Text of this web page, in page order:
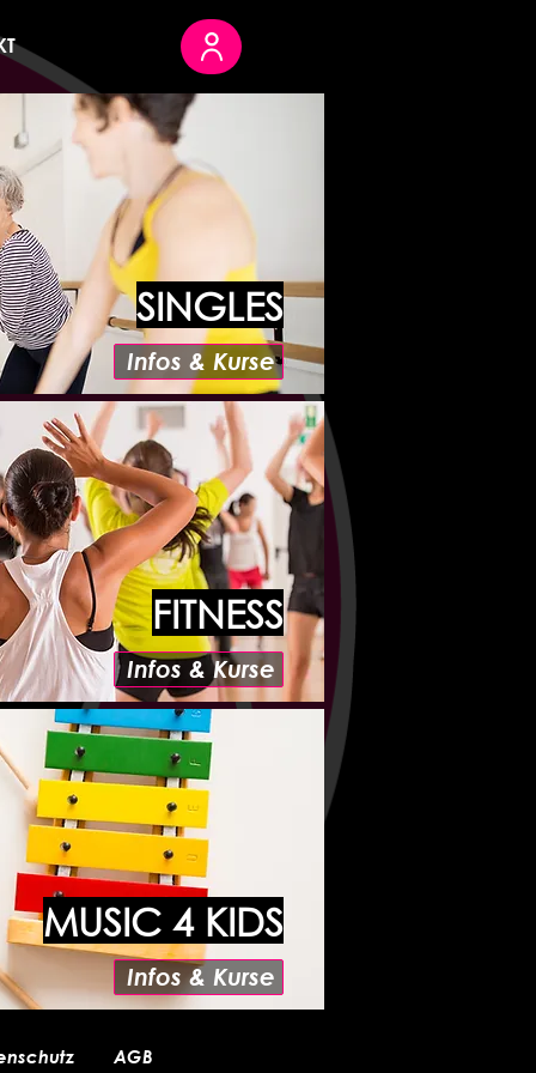
SINGLES
Infos & Kurse
FITNESS
Infos & Kurse
MUSIC 4 KIDS
Infos & Kurse
AGB